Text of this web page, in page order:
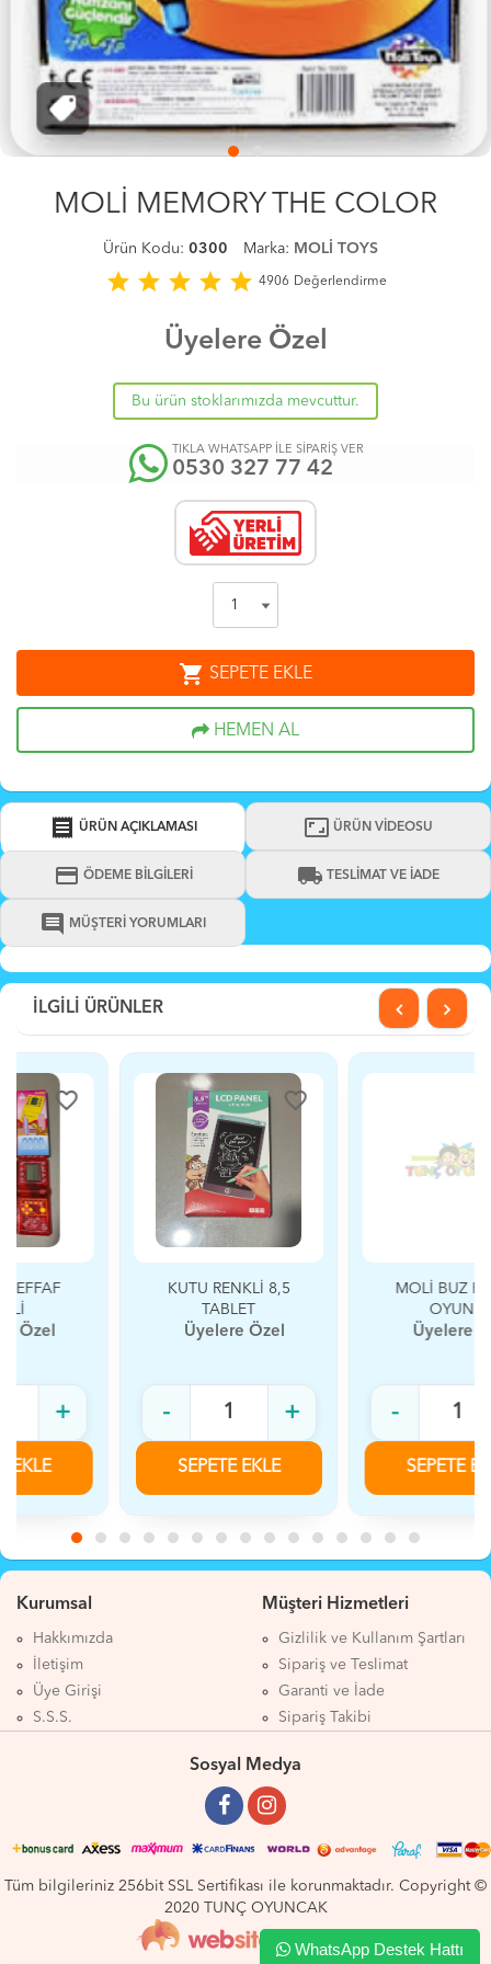
MOLİ MEMORY THE COLOR
Ürün Kodu: 0300 Marka: MOLİ TOYS
star star star star star 4906 Değerlendirme
Üyelere Özel
Bu ürün stoklarımızda mevcuttur.
TIKLA WHATSAPP İLE SİPARİŞ VER
0530 327 77 42
shopping_cart SEPETE EKLE
HEMEN AL
receipt ÜRÜN AÇIKLAMASI aspect_ratio ÜRÜN VİDEOSU
credit_card ÖDEME BİLGİLERİ local_shipping TESLİMAT VE İADE
comment MÜŞTERİ YORUMLARI
İLGİLİ ÜRÜNLER
favorite_border
KUTU RENKLİ 8,5
Üyelere Özel
-
SEPETE EKLE
MOLİ BUZ KIRMA
Üyelere Özel
-
SEPETE EKLE
Kurumsal
Hakkımızda
İletişim
Üye Girişi
S.S.S.
Müşteri Hizmetleri
Gizlilik ve Kullanım Şartları
Sipariş ve Teslimat
Garanti ve İade
Sipariş Takibi
Sosyal Medya
Tüm bilgileriniz 256bit SSL Sertifikası ile korunmaktadır. Copyright ©
2020 TUNÇ OYUNCAK
WhatsApp Destek Hattı